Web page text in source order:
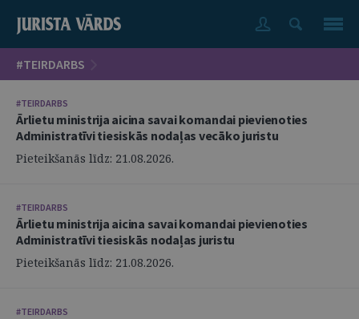
#TEIRDARBS
#TEIRDARBS
Ārlietu ministrija aicina savai komandai pievienoties
Administratīvi tiesiskās nodaļas vecāko juristu
Pieteikšanās līdz: 21.08.2026.
#TEIRDARBS
Ārlietu ministrija aicina savai komandai pievienoties
Administratīvi tiesiskās nodaļas juristu
Pieteikšanās līdz: 21.08.2026.
#TEIRDARBS